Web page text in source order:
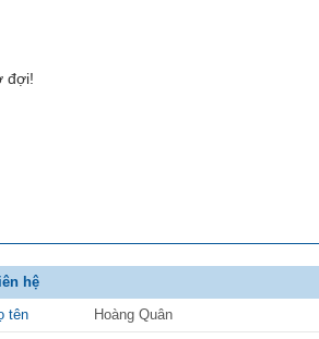
đợi!
hệ
tên
Hoàng Quân